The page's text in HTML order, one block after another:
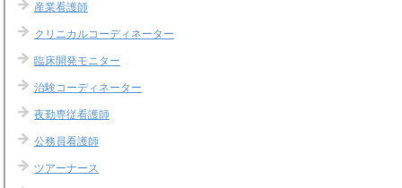
産業看護師
クリニカルコーディネーター
臨床開発モニター
治験コーディネーター
夜勤専従看護師
公務員看護師
ツアーナース